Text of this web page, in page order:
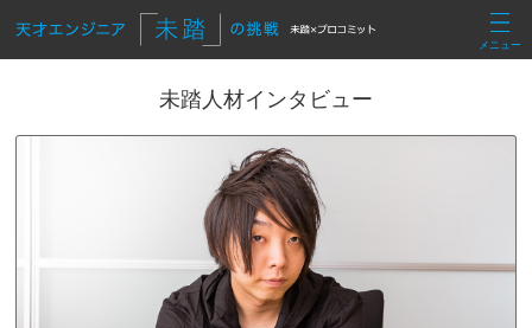
メニュー
未踏人材インタビュー